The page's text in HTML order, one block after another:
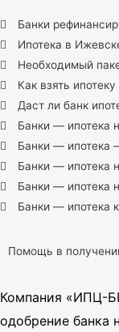
Банки
Ипотека в
Необходимый
Как взять
Даст ли банк
Банки — ипотека
Банки — ипотека
Банки — ипотека
Банки — ипотека
Банки — ипотека
Помощь в
Компания «ИПЦ-
одобрение банка